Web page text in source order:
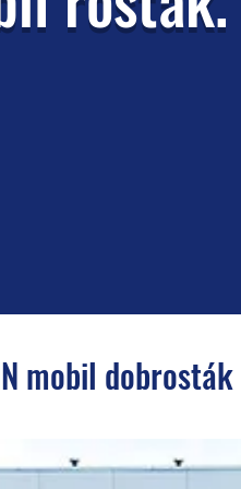
mobil dobrosták